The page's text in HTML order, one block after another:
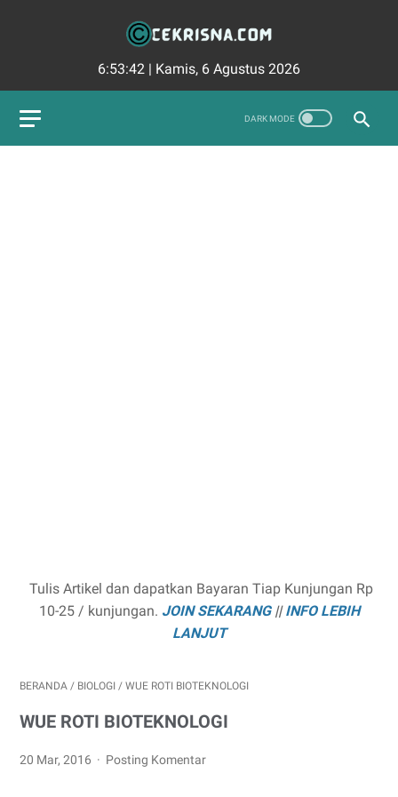
6:53:43 | Kamis, 6 Agustus 2026
Tulis Artikel dan dapatkan Bayaran Tiap Kunjungan Rp
10-25 / kunjungan. JOIN SEKARANG||INFO LEBIH
LANJUT
BERANDA / BIOLOGI / WUE ROTI BIOTEKNOLOGI
WUE ROTI BIOTEKNOLOGI
20 Mar, 2016 Posting Komentar